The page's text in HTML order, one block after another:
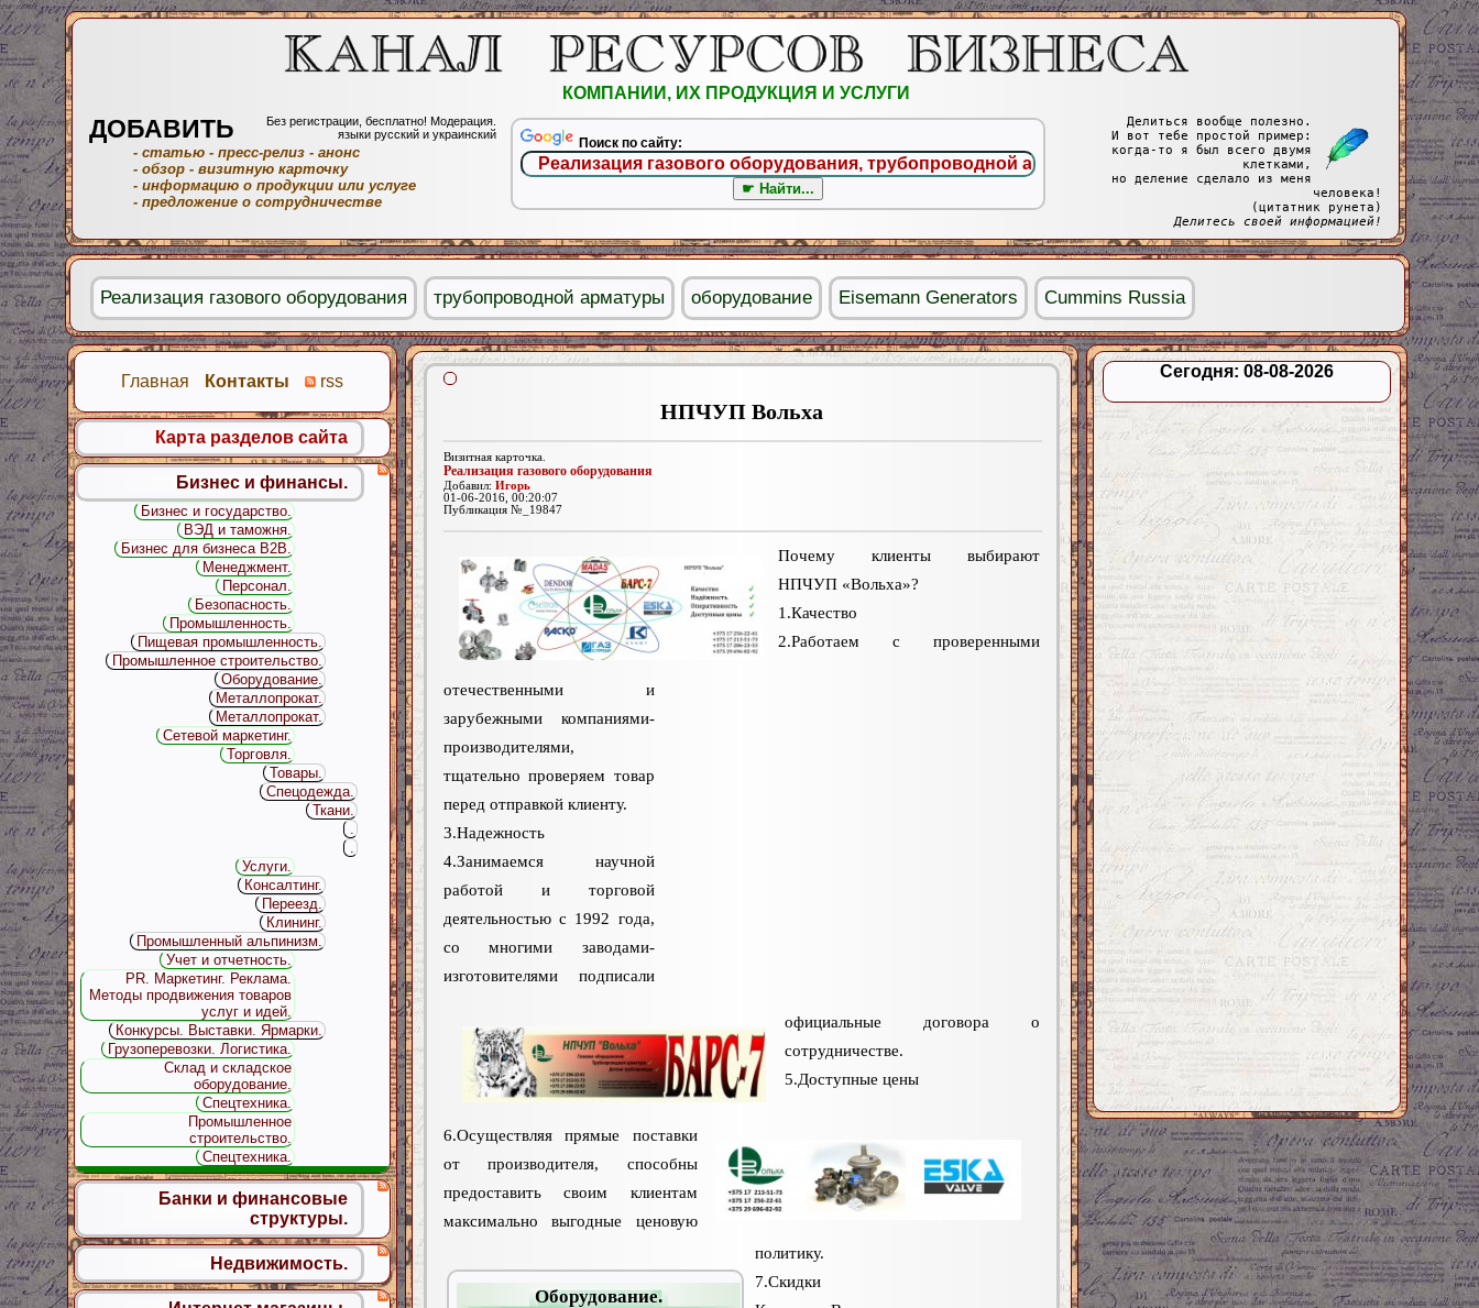
НПЧУП Вольха
Визитная карточка.
Реализация газового оборудования
Добавил: Игорь
01-06-2016, 00:20:07
Публикация №_19847
Оборудование.
Почему клиенты выбирают
НПЧУП «Вольха»?
1.Качество
2.Работаем с проверенными
отечественными и
зарубежными компаниями-
производителями,
тщательно проверяем товар
перед отправкой клиенту.
3.Надежность
4.Занимаемся научной
работой и торговой
деятельностью с 1992 года,
со многими заводами-
изготовителями подписали
официальные договора о
сотрудничестве.
5.Доступные цены
6.Осуществляя прямые поставки
от производителя, способны
предоставить своим клиентам
максимально выгодные ценовую
политику.
7.Скидки
Сегодня: 08-08-2026
Главная Контакты rss
Карта разделов сайта
Бизнес и финансы.
Бизнес и государство.
ВЭД и таможня.
Бизнес для бизнеса B2B.
Менеджмент.
Персонал.
Безопасность.
Промышленность.
Пищевая промышленность.
Промышленное строительство.
Оборудование.
Металлопрокат.
Металлопрокат.
Сетевой маркетинг.
Торговля.
Товары.
Спецодежда.
Ткани.
.
.
Услуги.
Консалтинг.
Переезд.
Клининг.
Промышленный альпинизм.
Учет и отчетность.
PR. Маркетинг. Реклама.
Методы продвижения товаров
услуг и идей.
Конкурсы. Выставки. Ярмарки.
Грузоперевозки. Логистика.
Склад и складское
оборудование.
Спецтехника.
Промышленное
строительство.
Спецтехника.
Банки и финансовые
структуры.
Недвижимость.
КОМПАНИИ, ИХ ПРОДУКЦИЯ И УСЛУГИ
ДОБАВИТЬ
Без регистрации, бесплатно! Модерация.
языки русский и украинский
- статью - пресс-релиз - анонс
- обзор - визитную карточку
- информацию о продукции или услуге
- предложение о сотрудничестве
Поиск по сайту:
Делиться вообще полезно.
И вот тебе простой пример:
когда-то я был всего двумя
клетками,
но деление сделало из меня
человека!
(цитатник рунета)
Делитесь своей информацией!
Реализация газового оборудования трубопроводной арматуры оборудование Eisemann Generators Cummins Russia